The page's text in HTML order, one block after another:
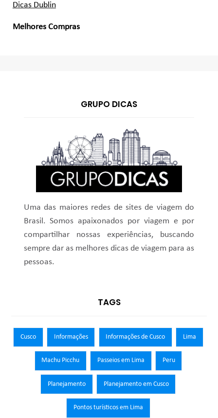
Dicas Dublin
Melhores Compras
GRUPO DICAS
Uma das maiores redes de sites de viagem do
Brasil. Somos apaixonados por viagem e por
compartilhar nossas experiências, buscando
sempre dar as melhores dicas de viagem para as
pessoas.
TAGS
Cusco Informações Informações de Cusco Lima
Machu Picchu Passeios em Lima Peru
Planejamento Planejamento em Cusco
Pontos turísticos em Lima